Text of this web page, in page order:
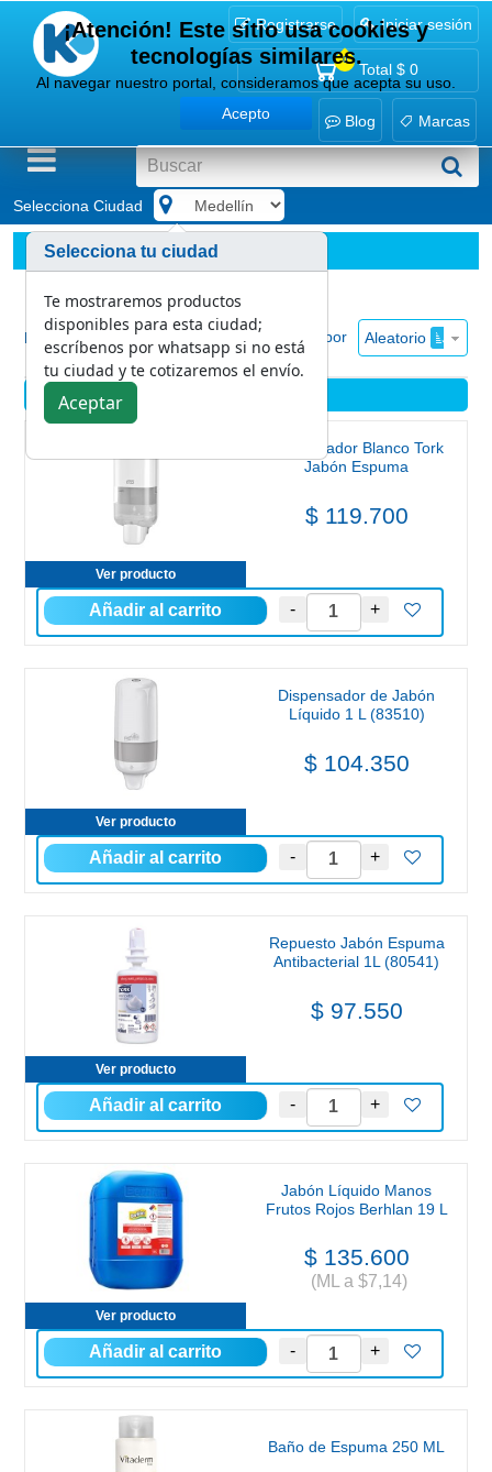
Registrarse Iniciar sesión
0
Total $ 0
Blog Marcas
Selecciona Ciudad
Aseo personal Ver todo
Mostrar Ordenar por Aleatorio
Aseo personal
Ver producto
Dispensador Blanco Tork
Jabón Espuma
$ 119.700
Ver producto
Dispensador de Jabón
Líquido 1 L (83510)
$ 104.350
Ver producto
Repuesto Jabón Espuma
Antibacterial 1L (80541)
$ 97.550
Ver producto
Jabón Líquido Manos
Frutos Rojos Berhlan 19 L
$ 135.600
(ML a $7,14)
Baño de Espuma 250 ML
¡Atención! Este sitio usa cookies y
tecnologías similares.
Al navegar nuestro portal, consideramos que acepta su uso.
Acepto
Selecciona tu ciudad
Te mostraremos productos
disponibles para esta ciudad;
escríbenos por whatsapp si no está
tu ciudad y te cotizaremos el envío.
Aceptar